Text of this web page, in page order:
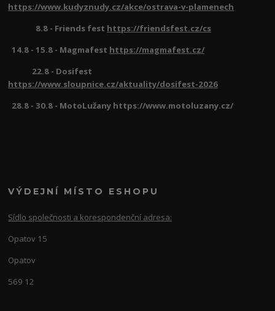
https://www.kudyznudy.cz/akce/ostrava-v-plamenech
8.8 - Friends fest https://friendsfest.cz/cs
14.8 - 15.8 - Magmafest https://magmafest.cz/
22.8 - Dosifest
https://www.sloupnice.cz/aktuality/dosifest-2026
28.8 - 30.8 - MotoLužany https://www.motoluzany.cz/
VÝDEJNÍ MÍSTO ESHOPU
Sídlo společnosti a korespondenční adresa:
Opatov 15
Opatov
569 12